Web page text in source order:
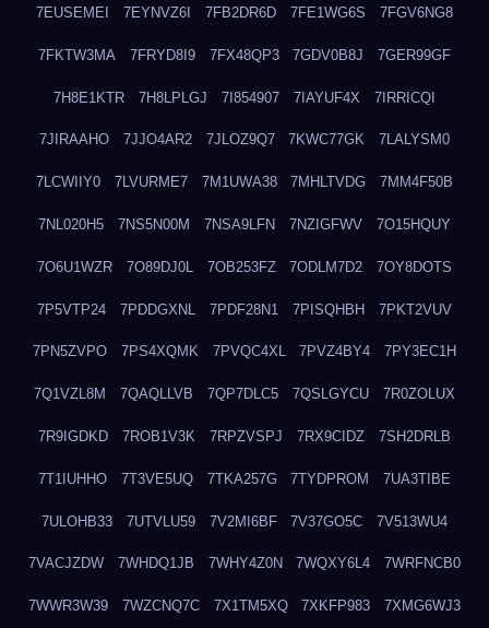
7EUSEMEI 7EYNVZ6I 7FB2DR6D 7FE1WG6S 7FGV6NG8
7FKTW3MA 7FRYD8I9 7FX48QP3 7GDV0B8J 7GER99GF
7H8E1KTR 7H8LPLGJ 7I854907 7IAYUF4X 7IRRICQI
7JIRAAHO 7JJO4AR2 7JLOZ9Q7 7KWC77GK 7LALYSM0
7LCWIIY0 7LVURME7 7M1UWA38 7MHLTVDG 7MM4F50B
7NL020H5 7NS5N00M 7NSA9LFN 7NZIGFWV 7O15HQUY
7O6U1WZR 7O89DJ0L 7OB253FZ 7ODLM7D2 7OY8DOTS
7P5VTP24 7PDDGXNL 7PDF28N1 7PISQHBH 7PKT2VUV
7PN5ZVPO 7PS4XQMK 7PVQC4XL 7PVZ4BY4 7PY3EC1H
7Q1VZL8M 7QAQLLVB 7QP7DLC5 7QSLGYCU 7R0ZOLUX
7R9IGDKD 7ROB1V3K 7RPZVSPJ 7RX9CIDZ 7SH2DRLB
7T1IUHHO 7T3VE5UQ 7TKA257G 7TYDPROM 7UA3TIBE
7ULOHB33 7UTVLU59 7V2MI6BF 7V37GO5C 7V513WU4
7VACJZDW 7WHDQ1JB 7WHY4Z0N 7WQXY6L4 7WRFNCB0
7WWR3W39 7WZCNQ7C 7X1TM5XQ 7XKFP983 7XMG6WJ3